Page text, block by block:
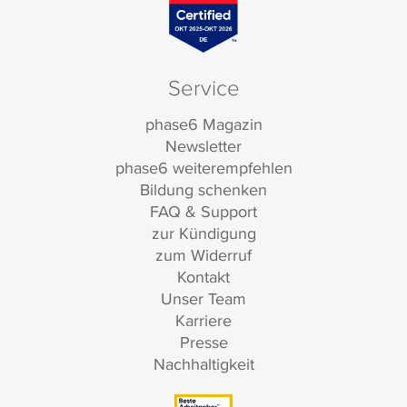
Service
phase6 Magazin
Newsletter
phase6 weiterempfehlen
Bildung schenken
FAQ & Support
zur Kündigung
zum Widerruf
Kontakt
Unser Team
Karriere
Presse
Nachhaltigkeit